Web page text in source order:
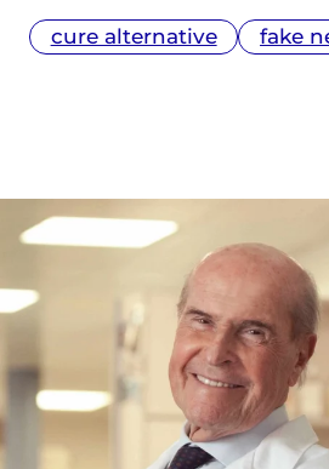
cure alternative fake